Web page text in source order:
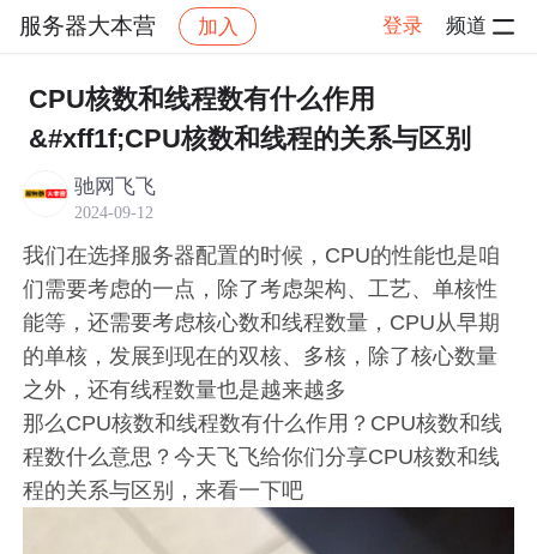
服务器大本营 加入 登录 频道
社区 服务器大本营 服务器 帖子详情
CPU核数和线程数有什么作用
&#xff1f;CPU核数和线程的关系与区别
驰网飞飞
2024-09-12
我们在选择服务器配置的时候，CPU的性能也是咱
们需要考虑的一点，除了考虑架构、工艺、单核性
能等，还需要考虑核心数和线程数量，CPU从早期
的单核，发展到现在的双核、多核，除了核心数量
之外，还有线程数量也是越来越多
那么CPU核数和线程数有什么作用？CPU核数和线
程数什么意思？今天飞飞给你们分享CPU核数和线
程的关系与区别，来看一下吧